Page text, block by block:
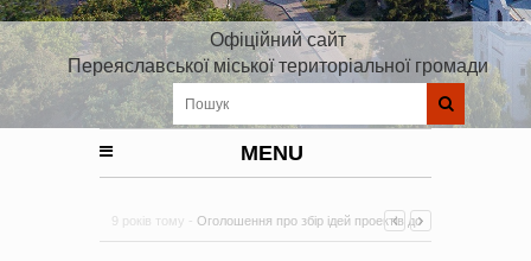
Офіційний сайт
Переяславської міської територіальної громади
MENU
9 років тому - Оголошення про збір ідей проектів до